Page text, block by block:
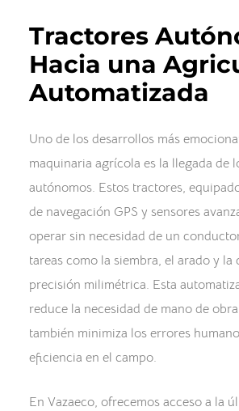
Tractores
Hacia una
Automatizada
Uno de los desarrollos más
maquinaria agrícola es la llegada de
autónomos. Estos tractores,
de navegación GPS y sensores
operar sin necesidad de un
tareas como la siembra, el arado y la
precisión milimétrica. Esta
reduce la necesidad de mano de
también minimiza los errores
eficiencia en el campo.
En Vazaeco, ofrecemos acceso a la